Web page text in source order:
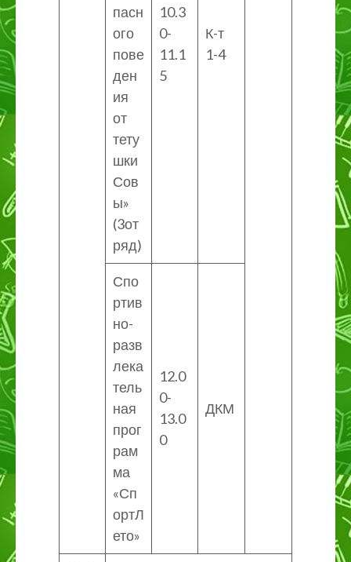
пасн
ого
пове
ден
ия
от
тету
шки
Сов
ы»
(3от
ряд)
10.3
0-
11.1
5
К-т
1-4
Спо
ртив
но-
разв
лека
тель
ная
прог
рам
ма
«Сп
ортЛ
ето»
12.0
0-
13.0
0
ДКМ